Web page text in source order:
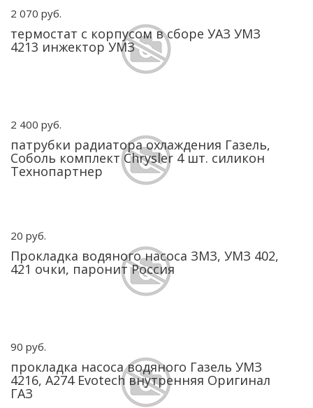
2 070 руб.
термостат с корпусом в сборе УАЗ УМЗ
4213 инжектор УМЗ
2 400 руб.
патрубки радиатора охлаждения Газель,
Соболь комплект Chrysler 4 шт. силикон
Технопартнер
20 руб.
Прокладка водяного насоса ЗМЗ, УМЗ 402,
421 очки, паронит Россия
90 руб.
прокладка насоса водяного Газель УМЗ
4216, А274 Evotech внутренняя Оригинал
ГАЗ